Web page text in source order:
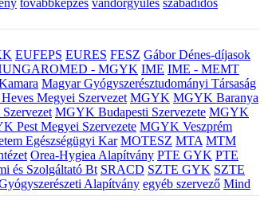
továbbképzés vándorgyűlés szabadidős
EUFEPS EURES FESZ Gábor Dénes-díjasok
- MGYK IME IME - MEMT
Magyar Gyógyszerésztudományi Társaság
Megyei Szervezet MGYK MGYK Baranya
MGYK Budapesti Szervezete MGYK
Pest Megyei Szervezete MGYK Veszprém
Egészségügyi Kar MOTESZ MTA MTM
Orea-Hygiea Alapítvány PTE GYK PTE
és Szolgáltató Bt SRACD SZTE GYK SZTE
Alapítvány egyéb szervező Mind